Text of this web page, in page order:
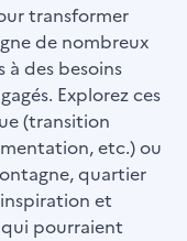
transformer
de nombreux
à des besoins
Explorez ces
(transition
etc.) ou
quartier
et
pourraient